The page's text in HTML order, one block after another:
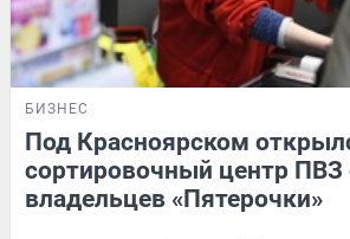
БИЗНЕС
Под Красноярском
сортировочный центр ПВЗ
владельцев «Пятерочки»